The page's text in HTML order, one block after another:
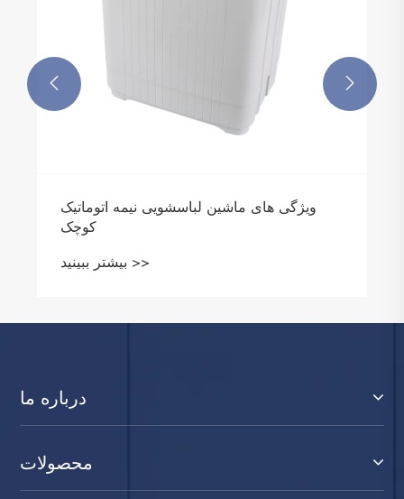
 
درباره ما
محصولات